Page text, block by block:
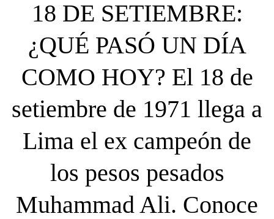
18 DE SETIEMBRE:
¿QUÉ PASÓ UN DÍA
COMO HOY? El 18 de
setiembre de 1971 llega a
Lima el ex campeón de
los pesos pesados
Muhammad Ali. Conoce